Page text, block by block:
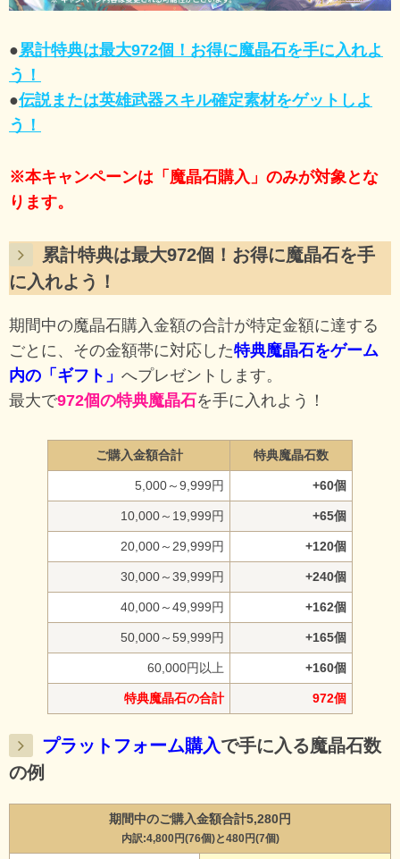
●累計特典は最大972個！お得に魔晶石を手に入れよ
う！
●伝説または英雄武器スキル確定素材をゲットしよ
う！
※本キャンペーンは「魔晶石購入」のみが対象とな
ります。
累計特典は最大972個！お得に魔晶石を手
に入れよう！
期間中の魔晶石購入金額の合計が特定金額に達する
ごとに、その金額帯に対応した特典魔晶石をゲーム
内の「ギフト」 へプレゼントします。
最大で972個の特典魔晶石を手に入れよう！
ご購入金額合計 特典魔晶石数
5,000～9,999円 +60個
10,000～19,999円 +65個
20,000～29,999円 +120個
30,000～39,999円 +240個
40,000～49,999円 +162個
50,000～59,999円 +165個
60,000円以上 +160個
特典魔晶石の合計 972個
プラットフォーム購入で手に入る魔晶石数
の例
期間中のご購入金額合計5,280円
内訳:4,800円(76個)と480円(7個)